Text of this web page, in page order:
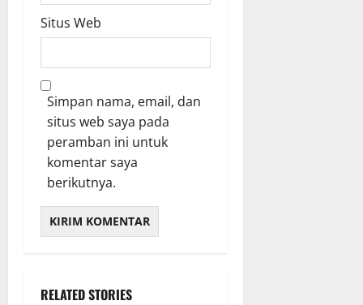
Situs Web
Simpan nama, email, dan
situs web saya pada
peramban ini untuk
komentar saya
berikutnya.
RELATED STORIES